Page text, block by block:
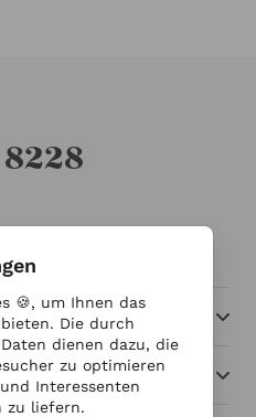
🍪, um Ihnen das
Die durch
dienen dazu, die
zu optimieren
Interessenten
zu liefern.